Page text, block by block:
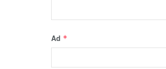
Ad *